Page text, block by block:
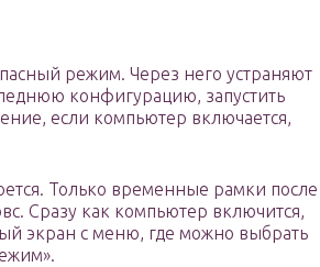
режим. Через него устраняют
конфигурацию, запустить
если компьютер включается,
Только временные рамки после
Сразу как компьютер включится,
экран с меню, где можно выбрать